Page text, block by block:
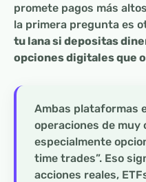
promete pagos más
la primera pregunta es
tu lana si depositas
opciones digitales que
Ambas plataformas
operaciones de muy
especialmente
time trades”. Eso
acciones reales,